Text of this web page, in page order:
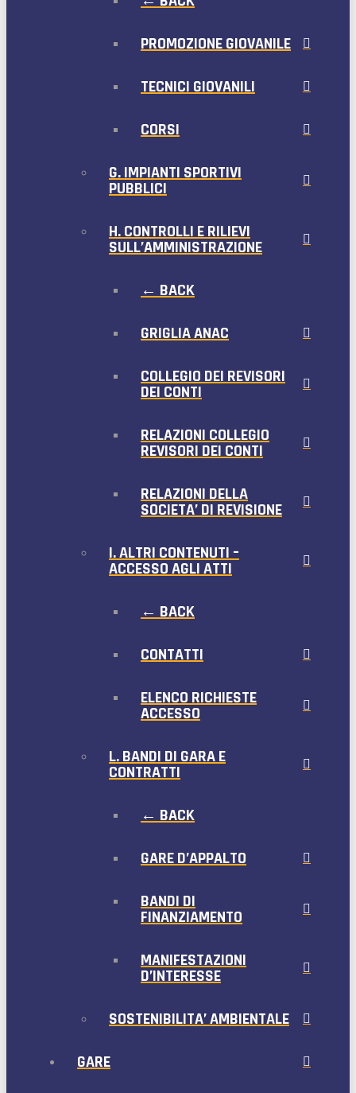
PROMOZIONE GIOVANILE
TECNICI GIOVANILI
CORSI
G. IMPIANTI SPORTIVI
PUBBLICI
H. CONTROLLI E RILIEVI
SULL’AMMINISTRAZIONE
← BACK
GRIGLIA ANAC
COLLEGIO DEI REVISORI
DEI CONTI
RELAZIONI COLLEGIO
REVISORI DEI CONTI
RELAZIONI DELLA
SOCIETA’ DI REVISIONE
I. ALTRI CONTENUTI –
ACCESSO AGLI ATTI
← BACK
CONTATTI
ELENCO RICHIESTE
ACCESSO
L. BANDI DI GARA E
CONTRATTI
← BACK
GARE D’APPALTO
BANDI DI
FINANZIAMENTO
MANIFESTAZIONI
D’INTERESSE
SOSTENIBILITA’ AMBIENTALE
GARE